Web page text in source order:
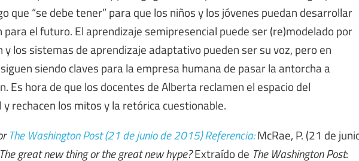
que “se debe tener” para que los niños y los jóvenes puedan desarrollar
para el futuro. El aprendizaje semipresencial puede ser (re)modelado por
los sistemas de aprendizaje adaptativo pueden ser su voz, pero en
siendo claves para la empresa humana de pasar la antorcha a
Es hora de que los docentes de Alberta reclamen el espacio del
rechacen los mitos y la retórica cuestionable.
The Washington Post (21 de junio de 2015)Referencia:McRae, P. (21 de
great new thing or the great new hype?Extraído de The Washington Post: